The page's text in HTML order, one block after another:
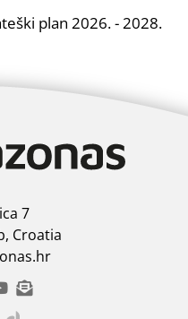
plan 2026. - 2028.
7
Croatia